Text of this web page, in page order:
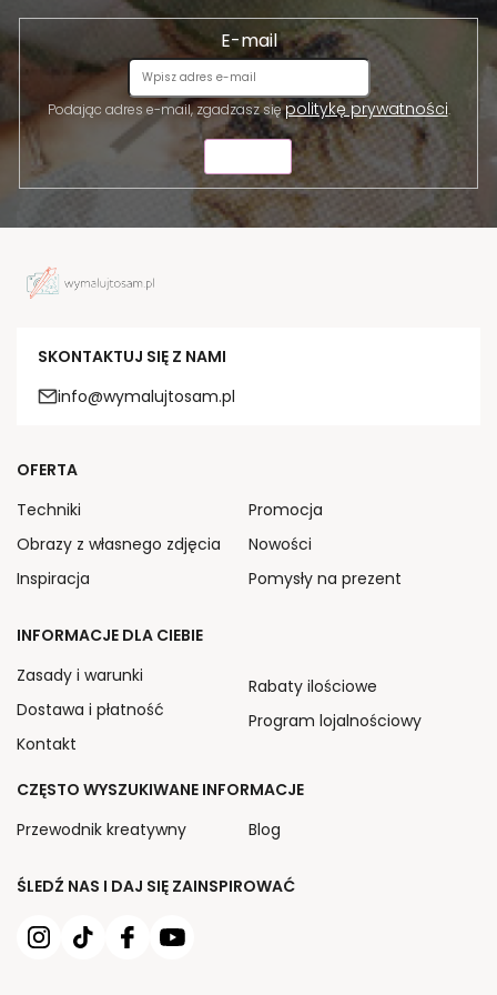
E-mail
Podając adres e-mail, zgadzasz siępolitykę prywatności.
SKONTAKTUJ SIĘ Z NAMI
info@wymalujtosam.pl
ŚLEDŹ NAS I DAJ SIĘ ZAINSPIROWAĆ
OFERTA
Techniki
Obrazy z własnego zdjęcia
Inspiracja
Promocja
Nowości
Pomysły na prezent
INFORMACJE DLA CIEBIE
Zasady i warunki
Dostawa i płatność
Kontakt
Rabaty ilościowe
Program lojalnościowy
CZĘSTO WYSZUKIWANE INFORMACJE
Przewodnik kreatywny
Blog